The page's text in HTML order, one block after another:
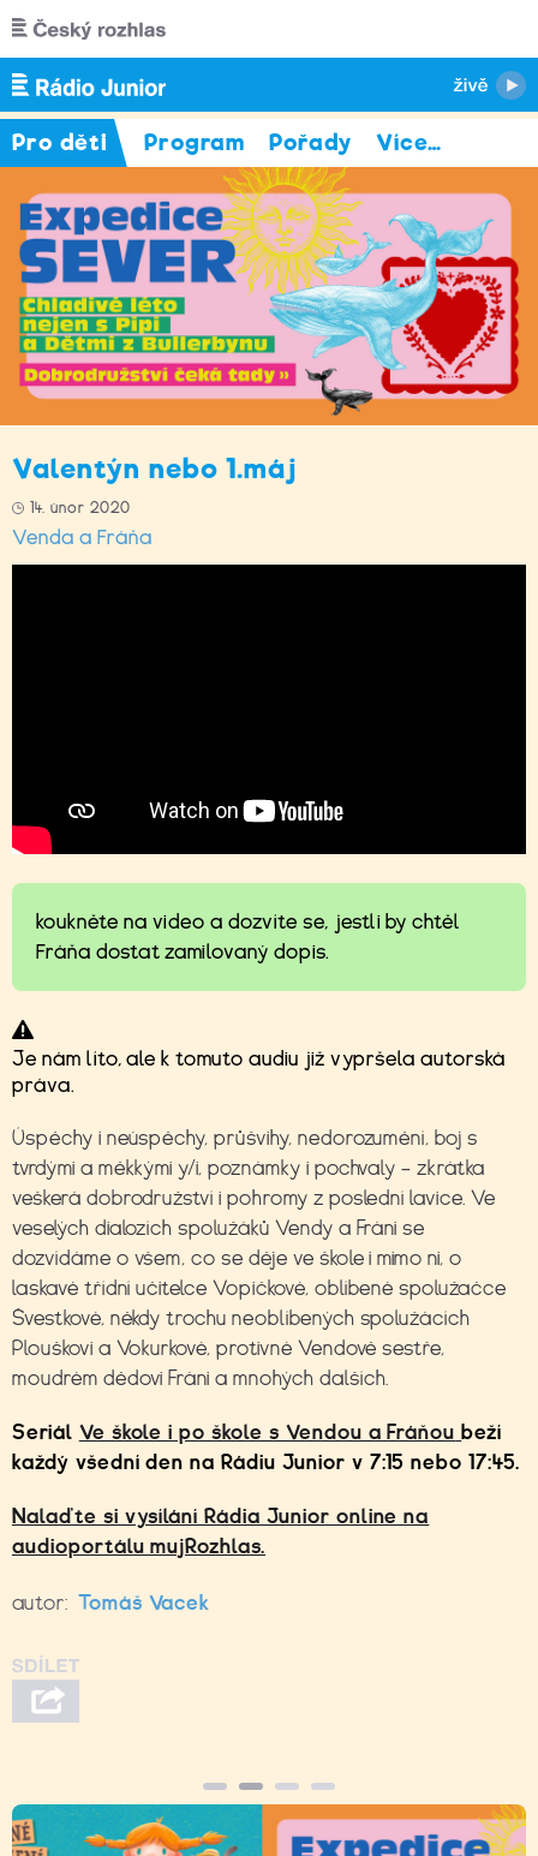
Přejít k hlavnímu obsahu
Pro děti Program Pořady Více…
Valentýn nebo 1.máj
14. únor 2020
Venda a Fráňa
koukněte na video a dozvíte se, jestli by chtěl
Fráňa dostat zamilovaný dopis.
Je nám líto, ale k tomuto audiu již vypršela autorská
práva.
Úspěchy i neúspěchy, průšvihy, nedorozumění, boj s
tvrdými a měkkými y/i, poznámky i pochvaly – zkrátka
veškerá dobrodružství i pohromy z poslední lavice. Ve
veselých dialozích spolužáků Vendy a Fráni se
dozvídáme o všem, co se děje ve škole i mimo ni, o
laskavé třídní učitelce Vopičkové, oblíbené spolužačce
Švestkové, někdy trochu neoblíbených spolužácích
Plouškovi a Vokurkové, protivné Vendově sestře,
moudrém dědovi Fráni a mnohých dalších.
Seriál Ve škole i po škole s Vendou a Fráňou beží
každý všední den na Rádiu Junior v 7:15 nebo 17:45.
Nalaďte si vysílání Rádia Junior online na
audioportálu mujRozhlas.
autor: Tomáš Vacek